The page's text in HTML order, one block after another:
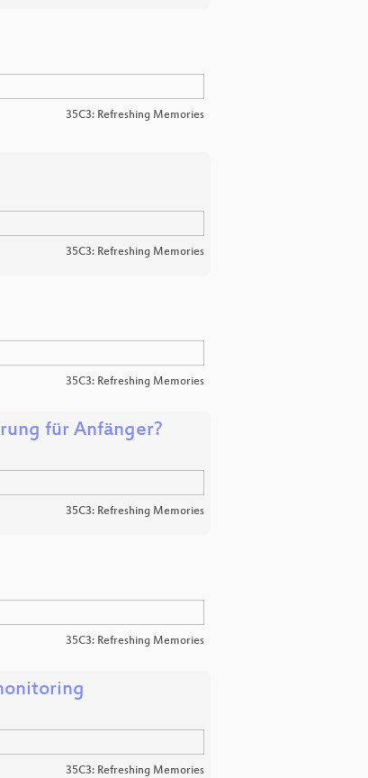
35C3: Refreshing Memories
35C3: Refreshing Memories
35C3: Refreshing Memories
für Anfänger?
35C3: Refreshing Memories
35C3: Refreshing Memories
35C3: Refreshing Memories